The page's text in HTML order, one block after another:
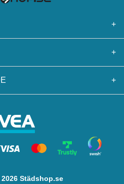
+
+
+
Städshop.se